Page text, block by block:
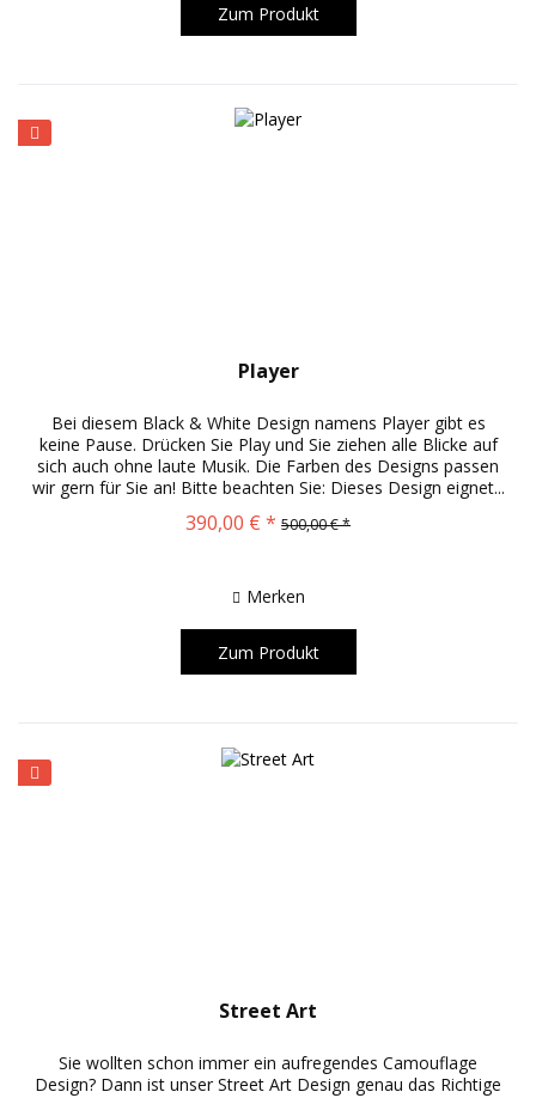
Zum Produkt
Player
Bei diesem Black & White Design namens Player gibt es
keine Pause. Drücken Sie Play und Sie ziehen alle Blicke auf
sich auch ohne laute Musik. Die Farben des Designs passen
wir gern für Sie an! Bitte beachten Sie: Dieses Design eignet...
390,00 € * 500,00 € *
Merken
Zum Produkt
Street Art
Sie wollten schon immer ein aufregendes Camouflage
Design? Dann ist unser Street Art Design genau das Richtige